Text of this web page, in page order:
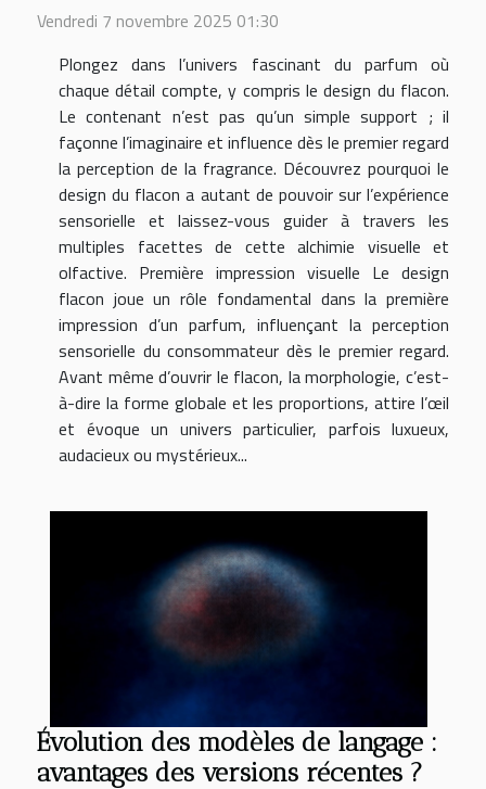
Vendredi 7 novembre 2025 01:30
Plongez dans l’univers fascinant du parfum où
chaque détail compte, y compris le design du flacon.
Le contenant n’est pas qu’un simple support ; il
façonne l’imaginaire et influence dès le premier regard
la perception de la fragrance. Découvrez pourquoi le
design du flacon a autant de pouvoir sur l’expérience
sensorielle et laissez-vous guider à travers les
multiples facettes de cette alchimie visuelle et
olfactive. Première impression visuelle Le design
flacon joue un rôle fondamental dans la première
impression d’un parfum, influençant la perception
sensorielle du consommateur dès le premier regard.
Avant même d’ouvrir le flacon, la morphologie, c’est-
à-dire la forme globale et les proportions, attire l’œil
et évoque un univers particulier, parfois luxueux,
audacieux ou mystérieux...
Évolution des modèles de langage :
avantages des versions récentes ?